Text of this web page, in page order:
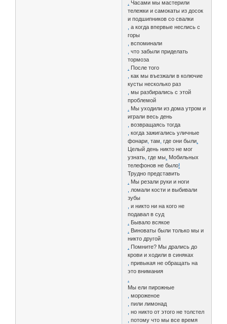
Часами мы мастерили
тележки и самокаты из досок
и подшипников со свалки
а когда впервые неслись с
горы
вспоминали
что забыли приделать
тормоза
После того
как мы въезжали в колючие
кусты несколько раз
мы разбирались с этой
проблемой
Мы уходили из дома утром и
играли весь день
возвращаясь тогда
когда зажигались уличные
фонари там где они были
Целый день никто не мог
узнать где мы Мобильных
телефонов не было!
Трудно представить
Мы резали руки и ноги
ломали кости и выбивали
зубы
и никто ни на кого не
подавал в суд
Бывало всякое
Виноваты были только мы и
никто другой
Помните? Мы дрались до
крови и ходили в синяках
привыкая не обращать на
это внимания
Мы ели пирожные
мороженое
пили лимонад
но никто от этого не толстел
потому что мы все время